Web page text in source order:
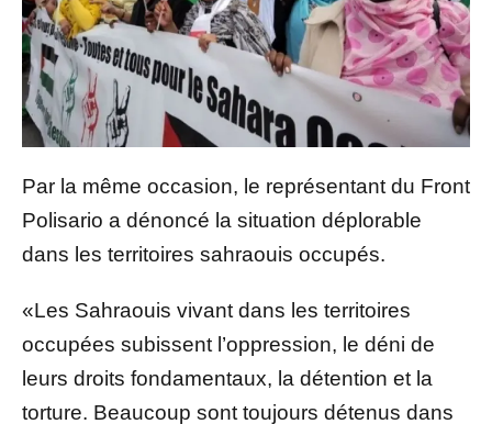
Par la même occasion, le représentant du Front
Polisario a dénoncé la situation déplorable
dans les territoires sahraouis occupés.
«Les Sahraouis vivant dans les territoires
occupées subissent l’oppression, le déni de
leurs droits fondamentaux, la détention et la
torture. Beaucoup sont toujours détenus dans